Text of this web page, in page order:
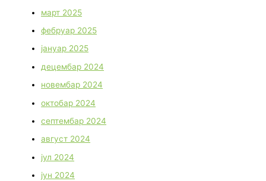
март 2025
фебруар 2025
јануар 2025
децембар 2024
новембар 2024
октобар 2024
септембар 2024
август 2024
јул 2024
јун 2024